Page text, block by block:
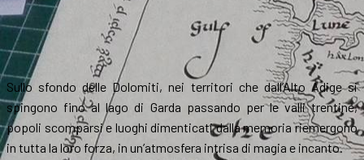
Sullo sfondo delle Dolomiti, nei territori che dall’Alto Adige si
spingono fino al lago di Garda passando per le valli trentine,
popoli scomparsi e luoghi dimenticati dalla memoria riemergono
in tutta la loro forza, in un’atmosfera intrisa di magia e incanto.